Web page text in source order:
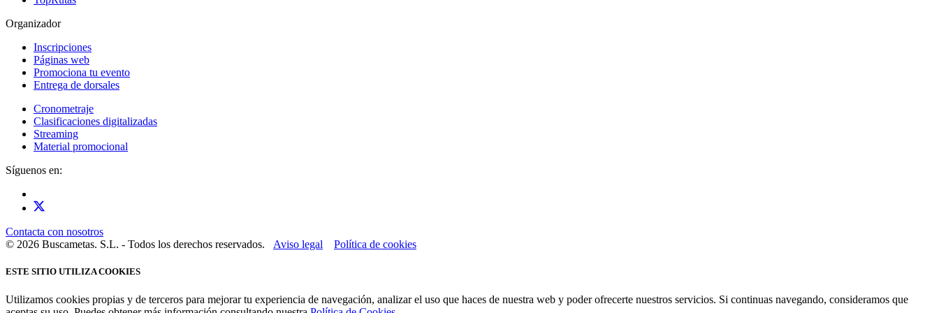
Organizador
Inscripciones
Páginas web
Promociona tu evento
Entrega de dorsales
Cronometraje
Clasificaciones digitalizadas
Streaming
Material promocional
Síguenos en:
Contacta con nosotros
© 2026 Buscametas. S.L. - Todos los derechos reservados. Aviso legal Política de cookies
ESTE SITIO UTILIZA COOKIES
Utilizamos cookies propias y de terceros para mejorar tu experiencia de navegación, analizar el uso que haces de nuestra web y poder ofrecerte nuestros servicios. Si continuas navegando, consideramos que